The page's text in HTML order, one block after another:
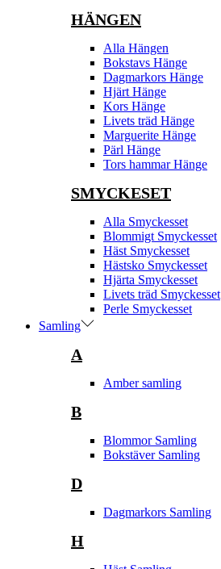
HÄNGEN
Alla Hängen
Bokstavs Hänge
Dagmarkors Hänge
Hjärt Hänge
Kors Hänge
Livets träd Hänge
Marguerite Hänge
Pärl Hänge
Tors hammar Hänge
SMYCKESET
Alla Smyckesset
Blommigt Smyckesset
Häst Smyckesset
Hästsko Smyckesset
Hjärta Smyckesset
Livets träd Smyckesset
Perle Smyckesset
Samling
A
Amber samling
B
Blommor Samling
Bokstäver Samling
D
Dagmarkors Samling
H